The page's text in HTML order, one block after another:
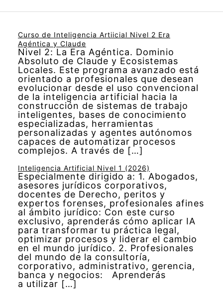
Curso de Inteligencia Artiicial Nivel 2 Era
Agéntica y Claude
Nivel 2: La Era Agéntica. Dominio
Absoluto de Claude y Ecosistemas
Locales. Este programa avanzado está
orientado a profesionales que desean
evolucionar desde el uso convencional
de la inteligencia artificial hacia la
construcción de sistemas de trabajo
inteligentes, bases de conocimiento
especializadas, herramientas
personalizadas y agentes autónomos
capaces de automatizar procesos
complejos. A través de […]
Inteligencia Artificial Nivel 1 (2026)
Especialmente dirigido a: 1. Abogados,
asesores jurídicos corporativos,
docentes de Derecho, peritos y
expertos forenses, profesionales afines
al ámbito jurídico: Con este curso
exclusivo, aprenderás cómo aplicar IA
para transformar tu práctica legal,
optimizar procesos y liderar el cambio
en el mundo jurídico. 2. Profesionales
del mundo de la consultoría,
corporativo, administrativo, gerencia,
banca y negocios: Aprenderás
a utilizar […]